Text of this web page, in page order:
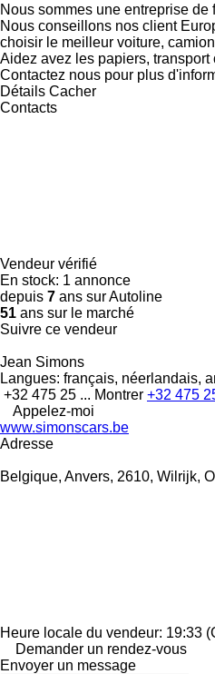
Nous sommes une entreprise
Nous conseillons nos client
choisir le meilleur voiture,
Aidez avez les papiers,
Contactez nous pour plus
Détails Cacher
Contacts
Vendeur vérifié
En stock: 1 annonce
depuis 7 ans sur Autoline
51 ans sur le marché
Suivre ce vendeur
Jean Simons
Langues: français, néerlandais,
+32 475 25 ... Montrer +32 475
Appelez-moi
www.simonscars.be
Adresse
Belgique, Anvers, 2610, Wilrijk,
Heure locale du vendeur: 19:33
Demander un rendez-vous
Envoyer un message